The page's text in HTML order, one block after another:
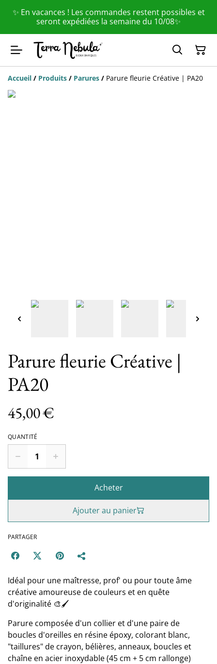
✨ En vacances ! Les commandes restent possibles et
seront expédiées la semaine du 10/08✨
Accueil / Produits / Parures / Parure fleurie Créative | PA20
Parure fleurie Créative |
PA20
45,00 €
QUANTITÉ
Acheter
Ajouter au panier
PARTAGER
Idéal pour une maîtresse, prof' ou pour toute âme
créative amoureuse de couleurs et en quête
d'originalité 🎨🖌
Parure composée d'un collier et d'une paire de
boucles d'oreilles en résine époxy, colorant blanc,
"taillures" de crayon, bélières, anneaux, boucles et
chaîne en acier inoxydable (45 cm + 5 cm rallonge)